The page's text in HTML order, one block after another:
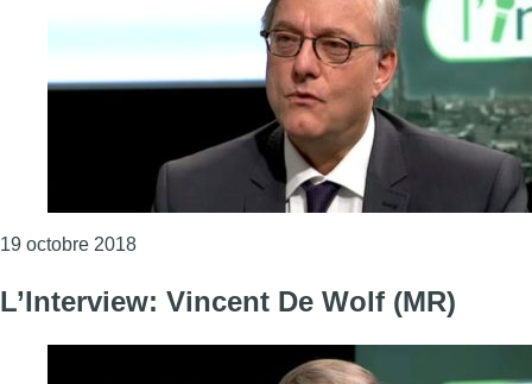
19 octobre 2018Consulter l'article "L’Interview : Vincent De
L’Interview: Vincent De Wolf (MR)